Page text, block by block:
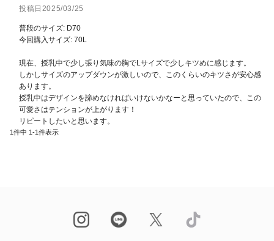
投稿日 2025/03/25
普段のサイズ: D70
今回購入サイズ: 70L
現在、授乳中で少し張り気味の胸でLサイズで少しキツめに感じます。
しかしサイズのアップダウンが激しいので、このくらいのキツさが安心感
あります。
授乳中はデザインを諦めなければいけないかなーと思っていたので、この
可愛さはテンションが上がります！
1件中 1-1件表示